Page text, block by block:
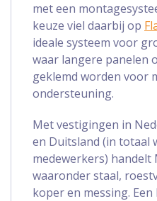
met een
keuze viel daarbij op
ideale systeem voor
waar langere panelen
geklemd worden voor
ondersteuning.
Met vestigingen in
en Duitsland (in totaal
medewerkers) handelt
waaronder staal,
koper en messing.